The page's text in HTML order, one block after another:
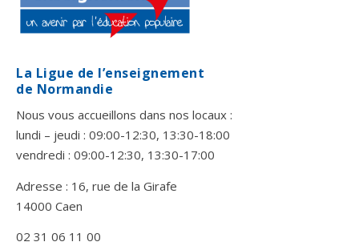
La Ligue de l’enseignement
de Normandie
Nous vous accueillons dans nos locaux :
lundi – jeudi : 09:00-12:30, 13:30-18:00
vendredi : 09:00-12:30, 13:30-17:00
Adresse : 16, rue de la Girafe
14000 Caen
02 31 06 11 00